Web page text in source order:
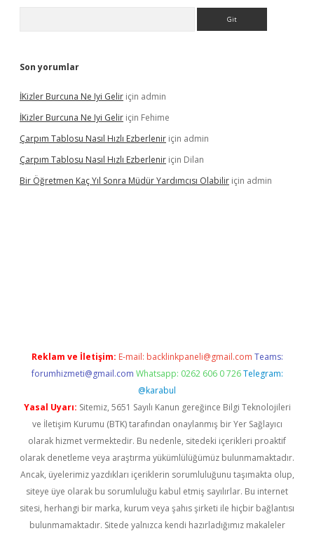
Son yorumlar
İKizler Burcuna Ne Iyi Gelir için admin
İKizler Burcuna Ne Iyi Gelir için Fehime
Çarpım Tablosu Nasıl Hızlı Ezberlenir için admin
Çarpım Tablosu Nasıl Hızlı Ezberlenir için Dilan
Bir Öğretmen Kaç Yıl Sonra Müdür Yardımcısı Olabilir için admin
Reklam ve İletişim: E-mail: backlinkpaneli@gmail.com Teams:
forumhizmeti@gmail.com Whatsapp: 0262 606 0 726 Telegram:
@karabul
Yasal Uyarı: Sitemiz, 5651 Sayılı Kanun gereğince Bilgi Teknolojileri
ve İletişim Kurumu (BTK) tarafından onaylanmış bir Yer Sağlayıcı
olarak hizmet vermektedir. Bu nedenle, sitedeki içerikleri proaktif
olarak denetleme veya araştırma yükümlülüğümüz bulunmamaktadır.
Ancak, üyelerimiz yazdıkları içeriklerin sorumluluğunu taşımakta olup,
siteye üye olarak bu sorumluluğu kabul etmiş sayılırlar. Bu internet
sitesi, herhangi bir marka, kurum veya şahıs şirketi ile hiçbir bağlantısı
bulunmamaktadır. Sitede yalnızca kendi hazırladığımız makaleler